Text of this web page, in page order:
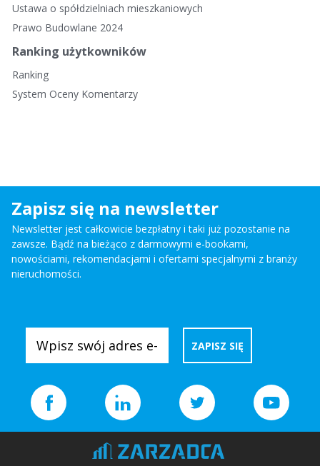
Ustawa o spółdzielniach mieszkaniowych
Prawo Budowlane 2024
Ranking użytkowników
Ranking
System Oceny Komentarzy
Zapisz się na newsletter
Newsletter jest całkowicie bezpłatny i taki już pozostanie na
zawsze. Bądź na bieżąco z darmowymi e-bookami,
nowościami, rekomendacjami i ofertami specjalnymi z branży
nieruchomości.